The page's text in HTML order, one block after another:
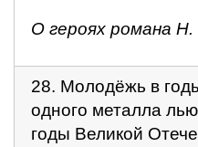
О героях романа
28. Молодёжь в
одного металла
годы Великой